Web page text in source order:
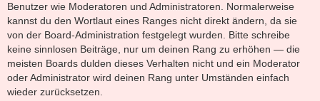
Benutzer wie Moderatoren und Administratoren. Normalerweise
kannst du den Wortlaut eines Ranges nicht direkt ändern, da sie
von der Board-Administration festgelegt wurden. Bitte schreibe
keine sinnlosen Beiträge, nur um deinen Rang zu erhöhen — die
meisten Boards dulden dieses Verhalten nicht und ein Moderator
oder Administrator wird deinen Rang unter Umständen einfach
wieder zurücksetzen.